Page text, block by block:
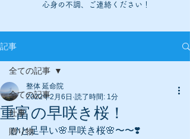
心身の不調、ご連絡ください！
記事
全ての記事
仕事
贈り物
全ての記事
重富の早咲き桜！
整体 延命院
2022年2月6日 読了時間: 1分
ひと足早い🌸早咲き桜🌸〜〜❣️